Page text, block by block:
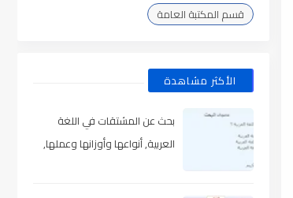
قسم المكتبة العامة
الأكثر مشاهدة
بحث عن المشتقات في اللغة
العربية, أنواعها وأوزانها وعملها,